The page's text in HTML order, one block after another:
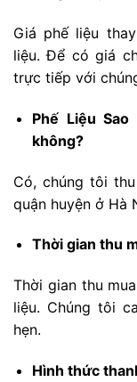
Giá phế liệu
liệu. Để có giá
trực tiếp với
Phế Liệu
không?
Có, chúng tôi
quận huyện ở Hà
Thời gian thu
Thời gian thu
liệu. Chúng tôi
hẹn.
Hình thức